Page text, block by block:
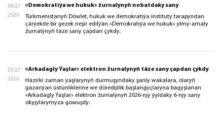
08.07
2026
«Demokratiýa we hukuk» žurnalynyň nobatdaky sany
Türkmenistanyň Döwlet, hukuk we demokratiýa instituty tarapyndan
çärýekde bir gezek neşir edilýän «Demokratiýa we hukuk» ylmy-amaly
žurnalynyň täze sany çapdan çykdy.
03.07
2026
«Arkadagly Ýaşlar» elektron žurnalynyň täze sany çapdan çykdy
Häzirki zaman ýaşlarynyň durmuşyndaky şanly wakalara, olaryň
gazanýan üstünliklerine we döredijilik başlangyçlaryna bagyşlanan
«Arkadagly Ýaşlar» elektron žurnalynyň 2026-njy ýyldaky 6-njy sany
okyjylarymyza gowuşdy.